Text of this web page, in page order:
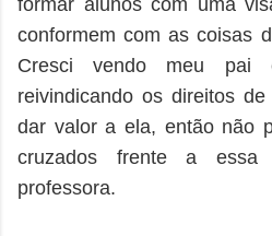
conformem com as coisas
Cresci vendo meu pai
reivindicando os direitos
dar valor a ela, então não
cruzados frente a essa
professora.